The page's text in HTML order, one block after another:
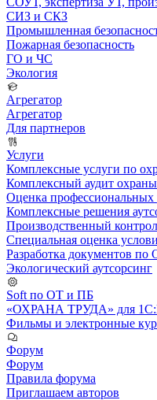
СИЗ и СКЗ
Промышленная
Пожарная безопасность
ГО и ЧС
Экология
Агрегатор
Агрегатор
Для партнеров
Услуги
Комплексные услуги по
Комплексный аудит
Оценка
Комплексные решения
Производственный
Специальная оценка
Разработка документов
Экологический аутсорсинг
Soft по ОТ и ПБ
«ОХРАНА ТРУДА» для
Фильмы и электронные
Форум
Форум
Правила форума
Приглашаем авторов